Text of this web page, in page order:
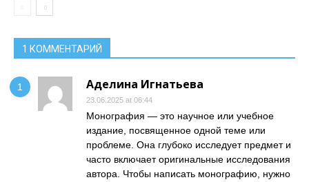
1 КОММЕНТАРИЙ
Аделина Игнатьева
23.06.2025 at 06:44
Монография — это научное или учебное
издание, посвященное одной теме или
проблеме. Она глубоко исследует предмет и
часто включает оригинальные исследования
автора. Чтобы написать монографию, нужно